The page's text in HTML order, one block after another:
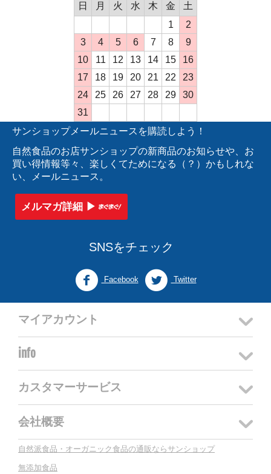
日
月 火 水 木 金
土
1
2
3
4 5 6 7 8
9
10
11 12 13 14 15
16
17
18 19 20 21 22
23
24
25 26 27 28 29
30
31
サンショップメールニュースを購読しよう！
自然食品のお店サンショップの新商品のお知らせや、お
買い得情報等々、楽しくてためになる（？）かもしれな
い、メールニュース。
メルマガ詳細 ▶︎
SNSをチェック
Facebook Twitter
マイアカウント
info
カスタマーサービス
会社概要
自然派食品・オーガニック食品の通販ならサンショップ
無添加食品